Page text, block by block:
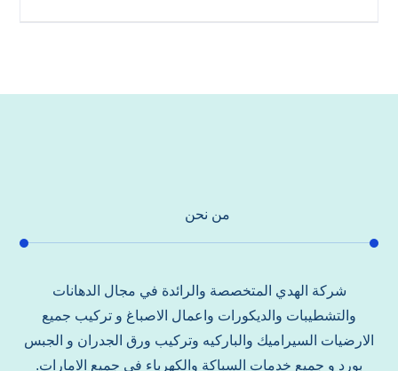
من نحن
شركة الهدي المتخصصة والرائدة في مجال الدهانات
والتشطيبات والديكورات واعمال الاصباغ و تركيب جميع
الارضيات السيراميك والباركيه وتركيب ورق الجدران و الجبس
بورد و جميع خدمات السباكة والكهرباء في جميع الامارات.